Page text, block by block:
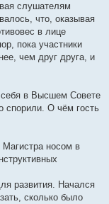
слушателям
что, оказывая
в лице
пока участники
чем друг друга, и
в Высшем Совете
спорили. О чём гость
носом в
развития. Начался
сколько было